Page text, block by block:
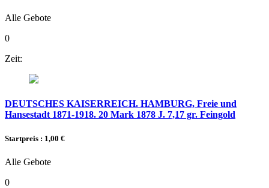
Alle Gebote
0
Zeit:
DEUTSCHES KAISERREICH. HAMBURG, Freie und
Hansestadt 1871-1918. 20 Mark 1878 J. 7,17 gr. Feingold
Startpreis : 1,00 €
Alle Gebote
0